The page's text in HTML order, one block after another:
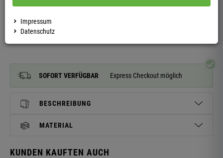
SOFORT VERFÜGBAR Express Checkout möglich
BESCHREIBUNG
MATERIAL
KUNDEN KAUFTEN AUCH
Impressum
Datenschutz